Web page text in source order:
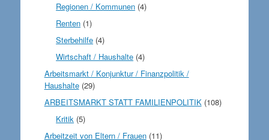
Regionen / Kommunen (4)
Renten (1)
Sterbehilfe (4)
Wirtschaft / Haushalte (4)
Arbeitsmarkt / Konjunktur / Finanzpolitik /
Haushalte(29)
ARBEITSMARKT STATT FAMILIENPOLITIK(108)
Kritik (5)
Arbeitzeit von Eltern / Frauen(11)